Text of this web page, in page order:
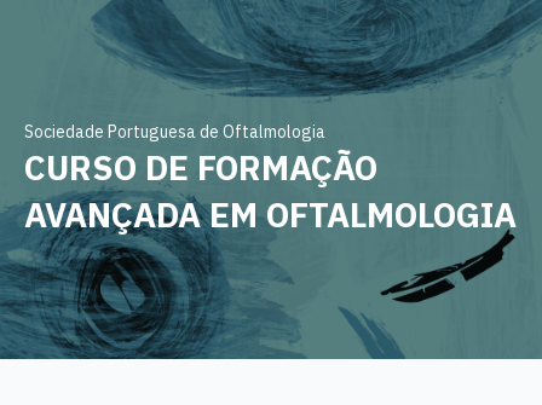
Sociedade Portuguesa de Oftalmologia
CURSO DE FORMAÇÃO
AVANÇADA EM OFTALMOLOGIA